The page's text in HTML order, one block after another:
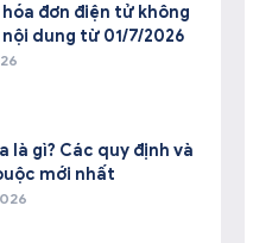
hóa đơn điện tử không
dung từ 01/7/2026
là gì? Các quy định và
mới nhất